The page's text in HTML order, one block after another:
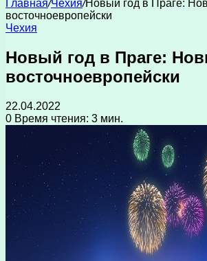
Главная/Чехия/Новый год в Праге:
восточноевропейски
Чехия
Новый год в Праге:
восточноевропейски
22.04.2022
0 Время чтения: 3 мин.